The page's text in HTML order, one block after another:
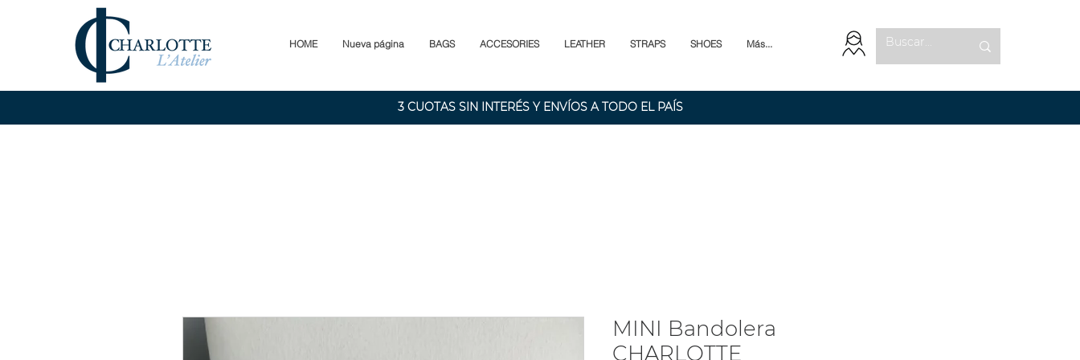
HOME Nueva página BAGS ACCESORIES LEATHER STRAPS SHOES Más...
3 CUOTAS SIN INTERÉS Y ENVÍOS A TODO EL PAÍS
MINI Bandolera
CHARLOTTE